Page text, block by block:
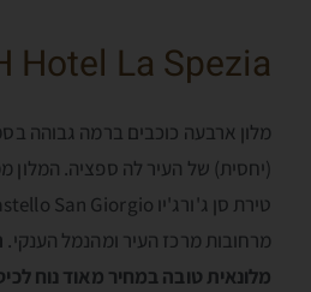
Hotel La Spezia
מלון ארבעה כוכבים ברמה גבוהה
(יחסית) של העיר לה ספציה. המלון
מרחובות מרכז העיר ומהנמל הענקי.
מלונאית טובה במחיר מאוד נוח